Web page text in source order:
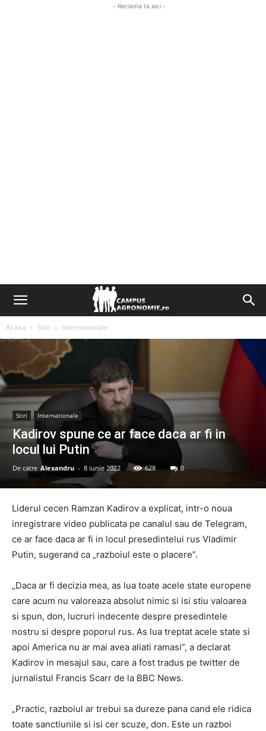
- Reclama ta aici -
Acasa Stiri Internationale
Stiri Internationale
Kadirov spune ce ar face daca ar fi in
locul lui Putin
De catre Alexandru - 8 iunie 2022 628 0
Liderul cecen Ramzan Kadirov a explicat, intr-o noua
inregistrare video publicata pe canalul sau de Telegram,
ce ar face daca ar fi in locul presedintelui rus Vladimir
Putin, sugerand ca „razboiul este o placere”.
„Daca ar fi decizia mea, as lua toate acele state europene
care acum nu valoreaza absolut nimic si isi stiu valoarea
si spun, don, lucruri indecente despre presedintele
nostru si despre poporul rus. As lua treptat acele state si
apoi America nu ar mai avea aliati ramasi”, a declarat
Kadirov in mesajul sau, care a fost tradus pe twitter de
jurnalistul Francis Scarr de la BBC News.
„Practic, razboiul ar trebui sa dureze pana cand ele ridica
toate sanctiunile si isi cer scuze, don. Este un razboi